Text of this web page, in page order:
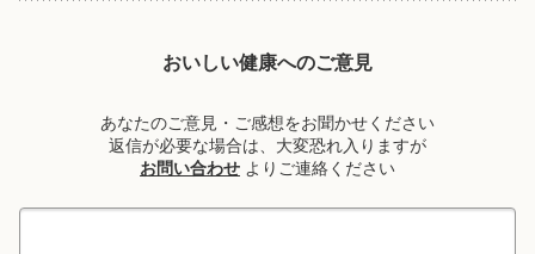
おいしい健康へのご意見
あなたのご意見・ご感想をお聞かせください
返信が必要な場合は、大変恐れ入りますが
お問い合わせ よりご連絡ください